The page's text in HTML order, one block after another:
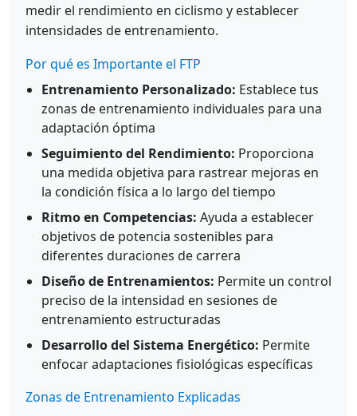
medir el rendimiento en ciclismo y establecer
intensidades de entrenamiento.
Por qué es Importante el FTP
Entrenamiento Personalizado: Establece tus
zonas de entrenamiento individuales para una
adaptación óptima
Seguimiento del Rendimiento: Proporciona
una medida objetiva para rastrear mejoras en
la condición física a lo largo del tiempo
Ritmo en Competencias: Ayuda a establecer
objetivos de potencia sostenibles para
diferentes duraciones de carrera
Diseño de Entrenamientos: Permite un control
preciso de la intensidad en sesiones de
entrenamiento estructuradas
Desarrollo del Sistema Energético: Permite
enfocar adaptaciones fisiológicas específicas
Zonas de Entrenamiento Explicadas